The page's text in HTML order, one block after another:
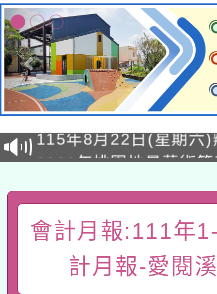
轉知經濟部水利署委託
業技術研究院辦理「
用水績優單位及節水達
動」
115年8月22日(星期六
桃園市孔廟祈福系列
2026年桃園地景藝術
關事宜
轉知教育部國民及學前
國立臺灣師範大學辦理
年度健康促進學校輔導
函轉國家教育研究院中
原住民族教育政策研討
族教育國際趨勢與發展
轉知教育部國民及學前
新北市政府教育局辦
函轉國立臺灣師範大學
會計月報:111年
計月報-愛閱